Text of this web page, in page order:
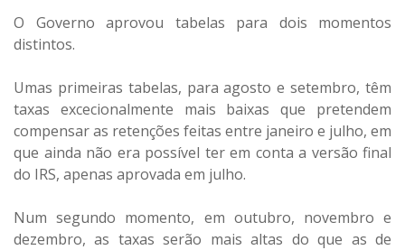
O Governo aprovou tabelas para dois momentos
distintos.
Umas primeiras tabelas, para agosto e setembro, têm
taxas excecionalmente mais baixas que pretendem
compensar as retenções feitas entre janeiro e julho, em
que ainda não era possível ter em conta a versão final
do IRS, apenas aprovada em julho.
Num segundo momento, em outubro, novembro e
dezembro, as taxas serão mais altas do que as de